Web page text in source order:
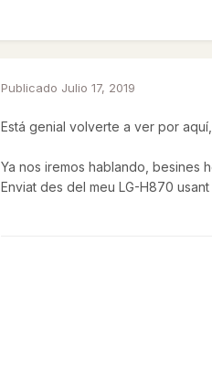
Publicado Julio 17, 2019
Está genial volverte a ver por
Ya nos iremos hablando, besines
Enviat des del meu LG-H870